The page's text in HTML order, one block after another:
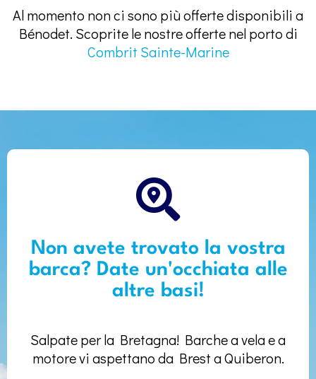
Al momento non ci sono più offerte disponibili a
Bénodet. Scoprite le nostre offerte nel porto di
Combrit Sainte-Marine
Non avete trovato la vostra
barca? Date un'occhiata alle
altre basi!
Salpate per la Bretagna! Barche a vela e a
motore vi aspettano da Brest a Quiberon.